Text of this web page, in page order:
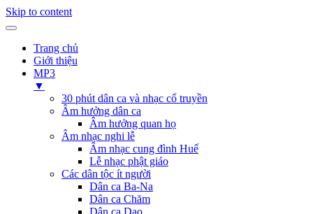
Skip to content
Trang chủ
Giới thiệu
MP3
▼
30 phút dân ca và nhạc cổ truyền
Âm hưởng dân ca
Âm hưởng quan họ
Âm nhạc nghi lễ
Âm nhạc cung đình Huế
Lễ nhạc phật giáo
Các dân tộc ít người
Dân ca Ba-Na
Dân ca Chăm
Dân ca Dao